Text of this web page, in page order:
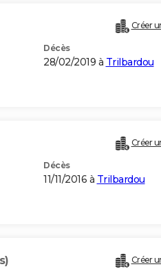
Créer
Décès
28/02/2019 à Trilbardou
Créer
Décès
11/11/2016 à Trilbardou
Créer